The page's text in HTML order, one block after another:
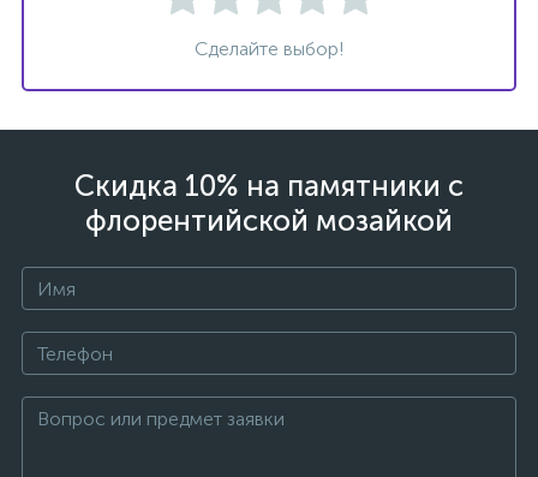
Сделайте выбор!
Скидка 10% на памятники с
флорентийской мозайкой